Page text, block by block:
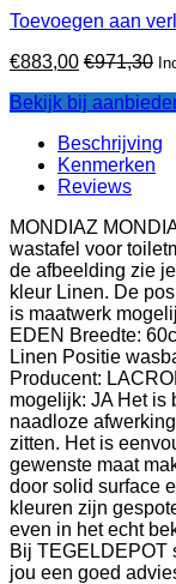
Toevoegen aan
€883,00 €971,30
Bekijk bij
Beschrijving
Kenmerken
Reviews
MONDIAZ
wastafel voor
de afbeelding zie
kleur Linen. De
is maatwerk
EDEN Breedte:
Linen Positie
Producent:
mogelijk: JA Het is
naadloze
zitten. Het is
gewenste maat
door solid surface
kleuren zijn
even in het echt
Bij TEGELDEPOT
jou een goed